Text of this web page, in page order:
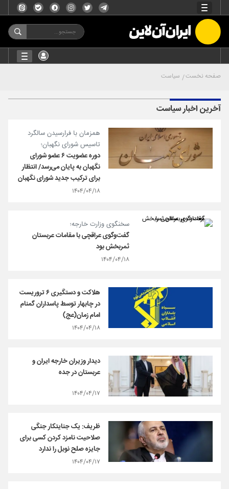
صفحه نخست سیاست
آخرین اخبار سیاست
همزمان با فرارسیدن سالگرد
تاسیس شورای نگهبان؛
دوره عضویت ۶ عضو شورای
نگهبان به پایان می‌رسد/ انتظار
برای ترکیب جدید شورای نگهبان
۱۴۰۴/۰۴/۱۸
سخنگوی وزارت خارجه؛
گفت‌وگوی عراقچی با مقامات عربستان
ثمربخش بود
۱۴۰۴/۰۴/۱۸
هلاکت و دستگیری ۶ تروریست
در چابهار توسط پاسداران گمنام
امام زمان(عج)
۱۴۰۴/۰۴/۱۸
دیدار وزیران خارجه ایران و
عربستان در جده
۱۴۰۴/۰۴/۱۷
ظریف: یک جنایتکار جنگی
صلاحیت نامزد کردن کسی برای
جایزه صلح نوبل را ندارد
۱۴۰۴/۰۴/۱۷